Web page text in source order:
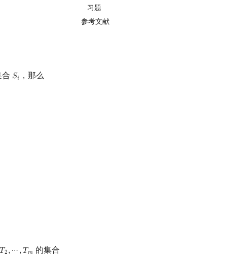
习题
参考文献
合 𝑆𝑖
Si ，那么
𝑇 2,⋯,𝑇𝑚
2,⋯Tm
的集合